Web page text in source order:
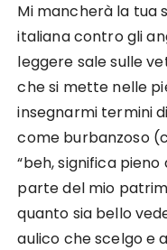
Mi mancherà la tua
italiana contro gli
leggere sale sulle
che si mette nelle
insegnarmi termini
come burbanzoso
“beh, significa
parte del mio
quanto sia bello
aulico che scelgo e